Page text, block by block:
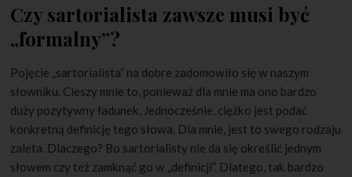
Czy sartorialista zawsze musi być
„formalny”?
Pojęcie „sartorialista” na dobre zadomowiło się w naszym
słowniku. Cieszy mnie to, ponieważ dla mnie ma ono bardzo
duży pozytywny ładunek. Jednocześnie, ciężko jest podać
konkretną definicję tego słowa. Dla mnie, jest to swego rodzaju
zaleta. Dlaczego? Bo sartorialisty nie da się określić jednym
słowem czy też zamknąć go w „definicji”. Dlatego, tak bardzo